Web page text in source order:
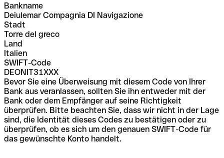
Bankname
Deiulemar Compagnia DI Navigazione
Stadt
Torre del greco
Land
Italien
SWIFT-Code
DEONIT31XXX
Bevor Sie eine Überweisung mit diesem Code von Ihrer
Bank aus veranlassen, sollten Sie ihn entweder mit der
Bank oder dem Empfänger auf seine Richtigkeit
überprüfen. Bitte beachten Sie, dass wir nicht in der Lage
sind, die Identität dieses Codes zu bestätigen oder zu
überprüfen, ob es sich um den genauen SWIFT-Code für
das gewünschte Konto handelt.